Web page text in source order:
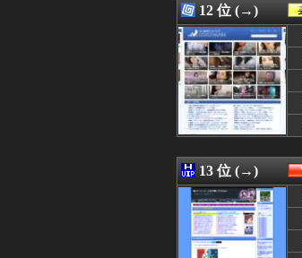
08/08 02:50
08/08 02:50
08/08 02:45
08/08 02:45
08/08 02:40
08/08 02:40
08/08 02:40
08/08 02:39
08/08 02:39
08/08 02:38
08/08 02:35
08/08 02:35
08/08 02:33
08/08 02:30
08/08 02:30
12 位 (→)
13 位 (→)